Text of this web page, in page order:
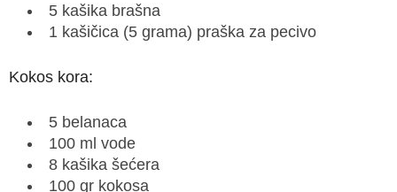
5 kašika brašna
1 kašičica (5 grama) praška za pecivo
Kokos kora:
5 belanaca
100 ml vode
8 kašika šećera
100 gr kokosa